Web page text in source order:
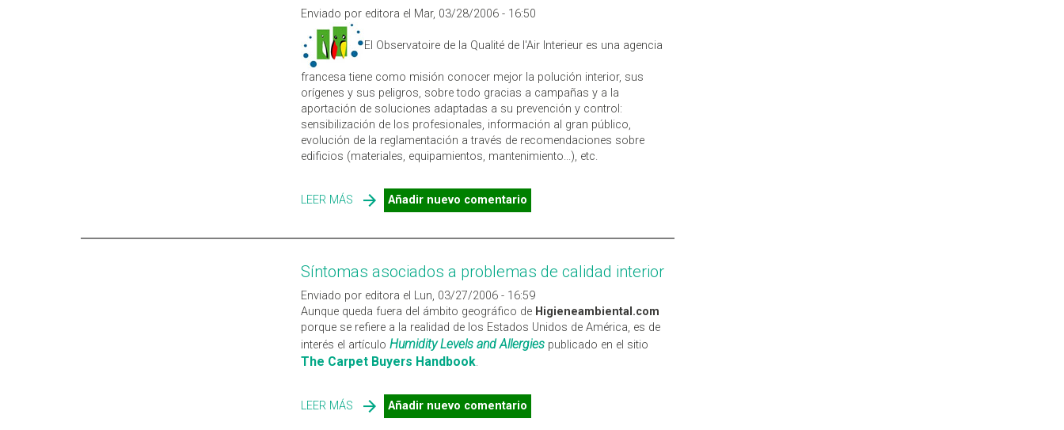
Enviado por editora el Mar, 03/28/2006 - 16:50
El Observatoire de la Qualité de l'Air Interieur es una agencia
francesa tiene como misión conocer mejor la polución interior, sus
orígenes y sus peligros, sobre todo gracias a campañas y a la
aportación de soluciones adaptadas a su prevención y control:
sensibilización de los profesionales, información al gran público,
evolución de la reglamentación a través de recomendaciones sobre
edificios (materiales, equipamientos, mantenimiento...), etc.
LEER MÁS SOBRE OBSERVATOIRE DE LA QUALITÉ DE L'AIR INTERIEUR
Añadir nuevo comentario
Síntomas asociados a problemas de calidad interior
Enviado por editora el Lun, 03/27/2006 - 16:59
Aunque queda fuera del ámbito geográfico de Higieneambiental.com
porque se refiere a la realidad de los Estados Unidos de América, es de
interés el artículo Humidity Levels and Allergiespublicado en el sitio
The Carpet Buyers Handbook.
LEER MÁS SOBRE SÍNTOMAS ASOCIADOS A PROBLEMAS DE CALIDAD
INTERIOR
Añadir nuevo comentario